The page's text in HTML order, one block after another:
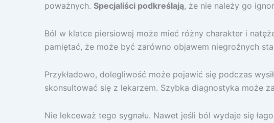
poważnych. Specjaliści podkreślają, że nie należy go
Ból w klatce piersiowej może mieć różny charakter i
pamiętać, że może być zarówno objawem niegroźnych
Przykładowo, dolegliwość może pojawić się podczas
skonsultować się z lekarzem. Szybka diagnostyka może
Nie lekceważ tego sygnału. Nawet jeśli ból wydaje się